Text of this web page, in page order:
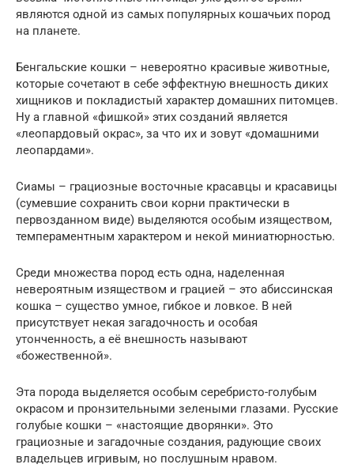
являются одной из самых популярных кошачьих пород
на планете.
Бенгальские кошки – невероятно красивые животные,
которые сочетают в себе эффектную внешность диких
хищников и покладистый характер домашних питомцев.
Ну а главной «фишкой» этих созданий является
«леопардовый окрас», за что их и зовут «домашними
леопардами».
Сиамы – грациозные восточные красавцы и красавицы
(сумевшие сохранить свои корни практически в
первозданном виде) выделяются особым изяществом,
темпераментным характером и некой миниатюрностью.
Среди множества пород есть одна, наделенная
невероятным изяществом и грацией – это абиссинская
кошка – существо умное, гибкое и ловкое. В ней
присутствует некая загадочность и особая
утонченность, а её внешность называют
«божественной».
Эта порода выделяется особым серебристо-голубым
окрасом и пронзительными зелеными глазами. Русские
голубые кошки – «настоящие дворянки». Это
грациозные и загадочные создания, радующие своих
владельцев игривым, но послушным нравом.